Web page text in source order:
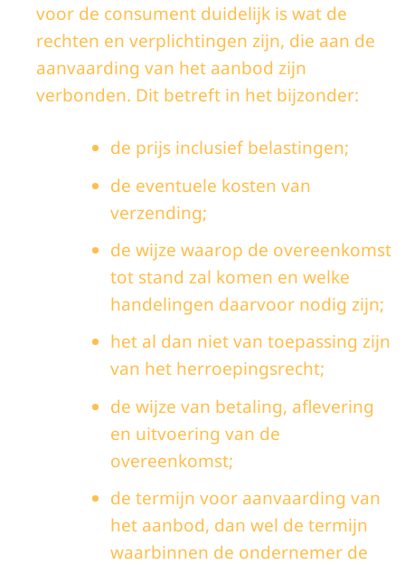
voor de consument duidelijk is wat de
rechten en verplichtingen zijn, die aan de
aanvaarding van het aanbod zijn
verbonden. Dit betreft in het bijzonder:
de prijs inclusief belastingen;
de eventuele kosten van
verzending;
de wijze waarop de overeenkomst
tot stand zal komen en welke
handelingen daarvoor nodig zijn;
het al dan niet van toepassing zijn
van het herroepingsrecht;
de wijze van betaling, aflevering
en uitvoering van de
overeenkomst;
de termijn voor aanvaarding van
het aanbod, dan wel de termijn
waarbinnen de ondernemer de